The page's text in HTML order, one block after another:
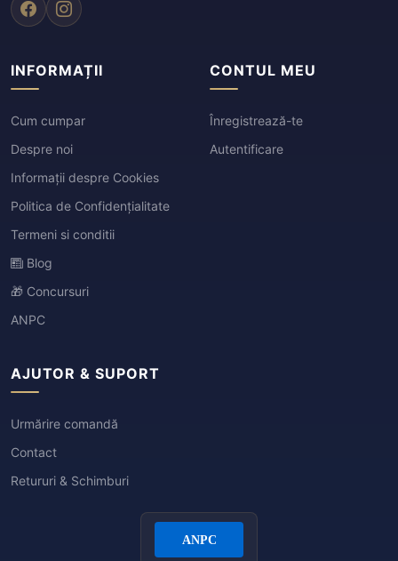
INFORMAȚII
Cum cumpar
Despre noi
Informații despre Cookies
Politica de Confidențialitate
Termeni si conditii
Blog
🎁 Concursuri
ANPC
CONTUL MEU
Înregistrează-te
Autentificare
AJUTOR & SUPORT
Urmărire comandă
Contact
Retururi & Schimburi